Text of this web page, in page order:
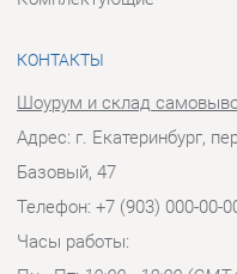
Пн - Пт:10:00 - 18:00 (GMT+5)
Отправить сообщение